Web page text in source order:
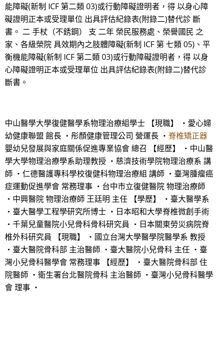
能障礙(新制 ICF 第二類 03)或行動障礙證明者，得 以身心障
礙證明正本或受理單位 出具評估紀錄表(附錄二)替代診 斷
書。 二 手杖（不銹鋼） 支 二年 榮民服務處、榮譽國民 之
家、各級榮院 具效期內之肢體障礙(新制 ICF 第 七類 05)、平
衡機能障礙(新制 ICF 第二類 03)或行動障礙證明者，得 以身
心障礙證明正本或受理單位 出具評估紀錄表(附錄二)替代診
斷書。
中山醫學大學復健醫學系物理治療組學士 【現職】 ・愛心婦
幼健康聯盟 館長 ・彤顏健康管理公司 營運長 ・ 脊椎矯正器
嬰幼兒發展與家庭關係促進專業協會 總召 【經歷】 ・中山醫
學大學物理治療學系助理教授 ・慈濟技術學院物理治療系 講
師 ・仁德醫護專科學校復健科物理治療組 講師 ・臺灣腫瘤癌
症運動促進學會 常務理事 ・台中市立復健醫院 物理治療師
・中興醫院 物理治療師 王廷明 主任 【學歷】 ・臺大醫學系
・臺大醫學工程學研究所博士 ・日本昭和大學脊椎微創手術
・千葉兒童醫院小兒骨科骨科研究員 ・日本關東勞災病院脊
椎外科研究員 【現職】 ・國立台灣大學醫學院醫學系 教授
・臺大醫院骨科部 主治醫師 ・臺大醫院小兒骨科 主任 ・臺
灣小兒骨科醫學會 常務理事 【經歷】 ・臺大醫院骨科部 住
院醫師 ・衛生署台北醫院骨科 主治醫師 ・臺灣小兒骨科醫學
會 理事 ・